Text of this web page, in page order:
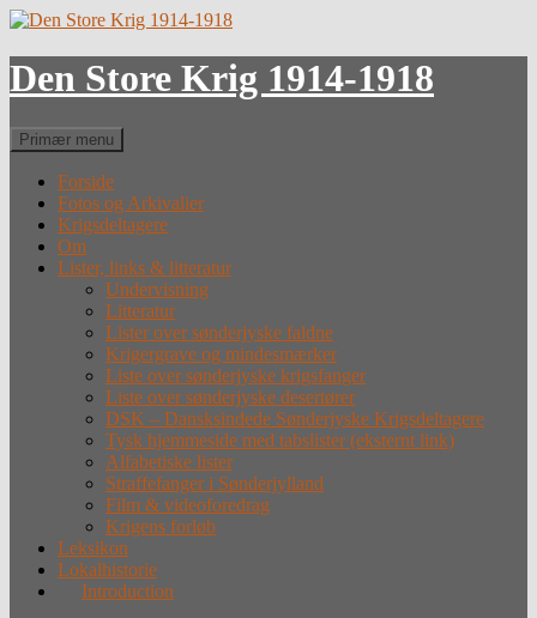
Hop
indhold
Den Store Krig 1914-1918
Søg
Primær menu
Forside
Fotos og Arkivalier
Krigsdeltagere
Om
Lister, links & litteratur
Undervisning
Litteratur
Lister over sønderjyske faldne
Krigergrave og mindesmærker
Liste over sønderjyske krigsfanger
Liste over sønderjyske desertører
DSK – Dansksindede Sønderjyske Krigsdeltagere
Tysk hjemmeside med tabslister (eksternt link)
Alfabetiske lister
Straffefanger i Sønderjylland
Film & videoforedrag
Krigens forløb
Leksikon
Lokalhistorie
Introduction